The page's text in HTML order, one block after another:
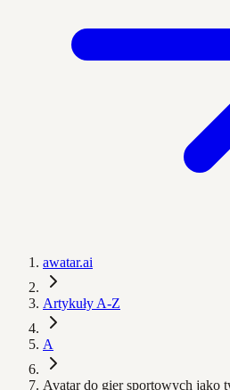
awatar.ai
Artykuły A-Z
A
Avatar do gier sportowych jako